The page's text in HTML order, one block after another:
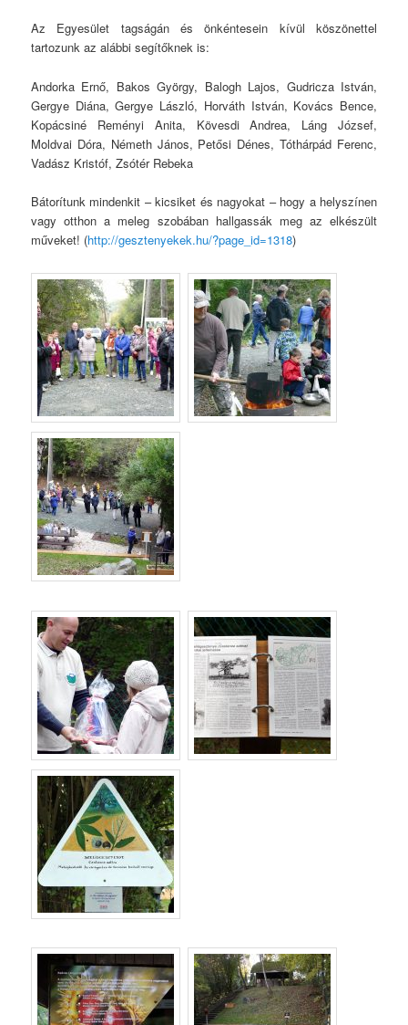
Az Egyesület tagságán és önkéntesein kívül köszönettel
tartozunk az alábbi segítőknek is:
Andorka Ernő, Bakos György, Balogh Lajos, Gudricza István,
Gergye Diána, Gergye László, Horváth István, Kovács Bence,
Kopácsiné Reményi Anita, Kövesdi Andrea, Láng József,
Moldvai Dóra, Németh János, Petősi Dénes, Tóthárpád Ferenc,
Vadász Kristóf, Zsótér Rebeka
Bátorítunk mindenkit – kicsiket és nagyokat – hogy a helyszínen
vagy otthon a meleg szobában hallgassák meg az elkészült
műveket! (http://gesztenyekek.hu/?page_id=1318)